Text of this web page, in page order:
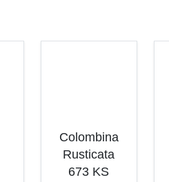
Colombina
Rusticata
673 KS